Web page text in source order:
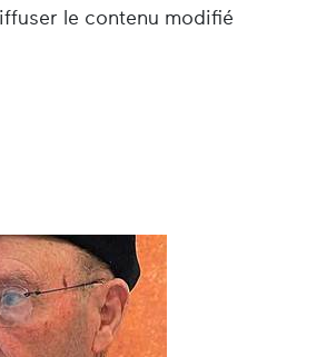
le contenu modifié